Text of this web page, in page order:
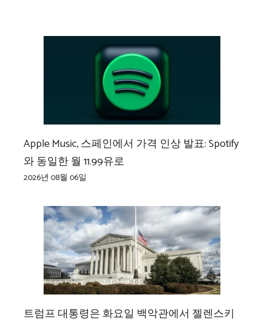
Apple Music, 스페인에서 가격 인상 발표: Spotify
와 동일한 월 11.99유로
2026년 08월 06일
트럼프 대통령은 화요일 백악관에서 젤렌스키